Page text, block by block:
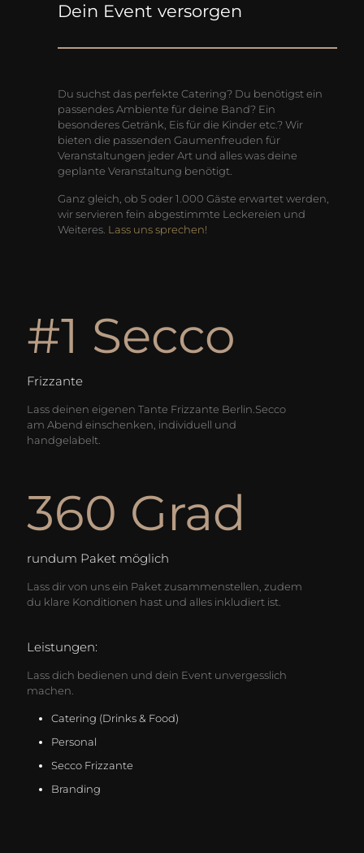
Dein Event versorgen
Du suchst das perfekte Catering? Du benötigst ein
passendes Ambiente für deine Band? Ein
besonderes Getränk, Eis für die Kinder etc.? Wir
bieten die passenden Gaumenfreuden für
Veranstaltungen jeder Art und alles was deine
geplante Veranstaltung benötigt.
Ganz gleich, ob 5 oder 1.000 Gäste erwartet werden,
wir servieren fein abgestimmte Leckereien und
Weiteres. Lass uns sprechen!
#1 Secco
Frizzante
Lass deinen eigenen Tante Frizzante Berlin.Secco
am Abend einschenken, individuell und
handgelabelt.
360 Grad
rundum Paket möglich
Lass dir von uns ein Paket zusammenstellen, zudem
du klare Konditionen hast und alles inkludiert ist.
Leistungen:
Lass dich bedienen und dein Event unvergesslich
machen.
Catering (Drinks & Food)
Personal
Secco Frizzante
Branding